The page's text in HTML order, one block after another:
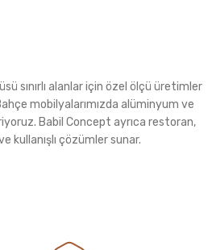
sınırlı alanlar için özel ölçü üretimler
mobilyalarımızda alüminyum ve
Babil Concept ayrıca restoran,
kullanışlı çözümler sunar.